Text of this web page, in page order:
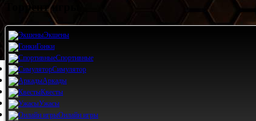
Торрент игры
Экшены
Гонки
Спортивные
Симулятор
Аркады
Квесты
Ужасы
Онлайн игры